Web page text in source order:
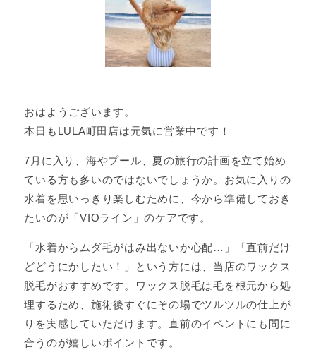
おはようございます。
本日もLULA町田店は元気に営業中です！
7月に入り、海やプール、夏の旅行の計画を立て始め
ている方も多いのではないでしょうか。お気に入りの
水着を思いっきり楽しむために、今から準備しておき
たいのが「VIOライン」のケアです。
「水着からムダ毛がはみ出ないか心配…」「直前だけ
どどうにかしたい！」という方には、当店のワックス
脱毛がおすすめです。ワックス脱毛は毛を根元から処
理するため、施術後すぐにその場でツルツルの仕上が
りを実感していただけます。直前のイベントにも間に
合うのが嬉しいポイントです。